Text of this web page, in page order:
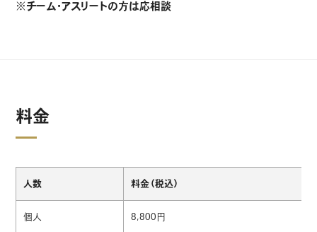
※チーム・アスリートの方は応相談
料金
人数 料金（税込）
個人 8,800円